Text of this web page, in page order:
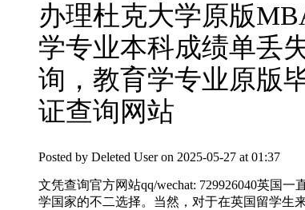
办理杜克大学原版
学专业本科成绩单丢
询，教育学专业原版
证查询网站
Posted by Deleted User on 2025-05-27 at 01:37
文凭查询官方网站qq/wechat: 729926040英国
学国家的不二选择。当然，对于在英国留学生